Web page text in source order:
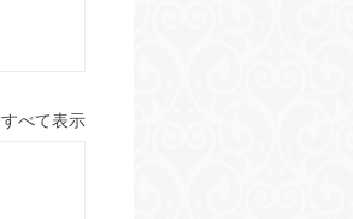
すべて表示